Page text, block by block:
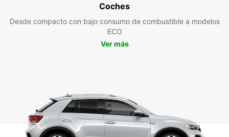
Coches
Desde compacto con bajo consumo de combustible a modelos
ECO
Ver más